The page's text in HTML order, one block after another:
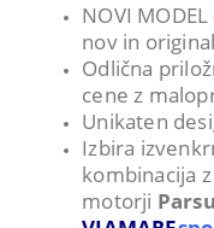
NOVI
nov in
Odlična
cene z
Unikaten
Izbira
kombinacija
motorji